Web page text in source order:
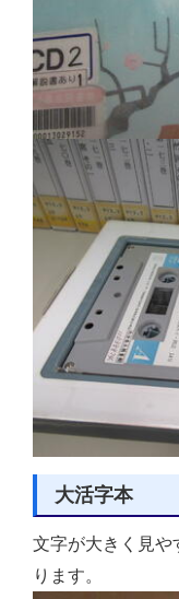
大活字本
文字が大きく見や
ります。